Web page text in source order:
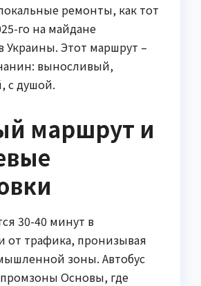
ремонты, как тот
го на майдане
Украины. Этот маршрут –
выносливый,
с душой.
маршрут и
30-40 минут в
от трафика, пронизывая
зоны. Автобус
промзоны Основы, где